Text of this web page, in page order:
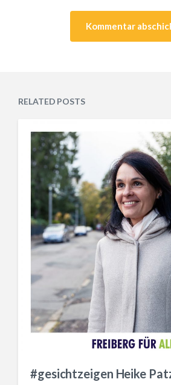
RELATED POSTS
#gesichtzeigen Heike